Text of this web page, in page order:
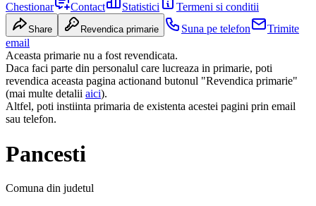
Chestionar
Contact Statistici Termeni si conditii
Share Revendica primarie Suna pe telefon
Trimite
email
Aceasta primarie nu a fost revendicata.
Daca faci parte din personalul care lucreaza in primarie, poti
revendica aceasta pagina actionand butonul "Revendica primarie"
(mai multe detalii aici).
Altfel, poti instiinta primaria de existenta acestei pagini prin email
sau telefon.
Pancesti
Comuna din judetul